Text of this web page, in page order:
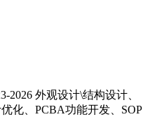
2026 外观设计\结构设计、
化、PCBA功能开发、SOP